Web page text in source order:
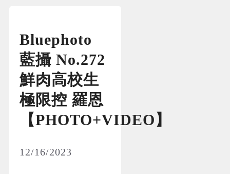
Bluephoto
藍攝 No.272
鮮肉高校生
極限控 羅恩
【PHOTO+VIDEO】
12/16/2023